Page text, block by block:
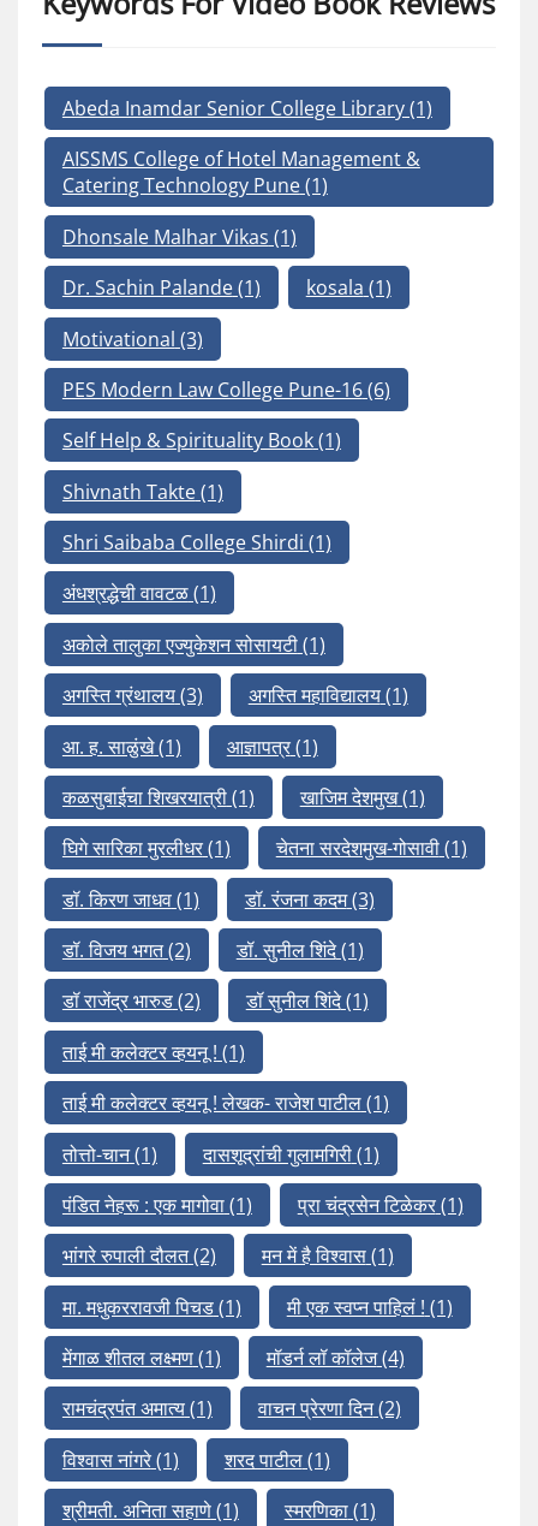
Abeda Inamdar Senior College Library(1)
AISSMS College of Hotel Management &
Catering Technology Pune(1)
Dhonsale Malhar Vikas (1)
Dr. Sachin Palande(1) kosala (1)
Motivational (3)
PES Modern Law College Pune-16(6)
Self Help & Spirituality Book(1)
Shivnath Takte(1)
Shri Saibaba College Shirdi (1)
अंधश्रद्धेची वावटळ(1)
अकोले तालुका एज्युकेशन सोसायटी(1)
अगस्ति ग्रंथालय(3) अगस्ति महाविद्यालय(1)
आ. ह. साळुंखे(1) आज्ञापत्र(1)
कळसुबाईचा शिखरयात्री(1) खाजिम देशमुख(1)
घिगे सारिका मुरलीधर(1) चेतना सरदेशमुख-गोसावी(1)
डॉ. किरण जाधव(1) डॉ. रंजना कदम(3)
डॉ. विजय भगत(2) डॉ. सुनील शिंदे(1)
डॉ राजेंद्र भारुड(2) डॉ सुनील शिंदे(1)
ताई मी कलेक्टर व्हयनू ! (1)
ताई मी कलेक्टर व्हयनू ! लेखक- राजेश पाटील(1)
तोत्तो-चान(1) दासशूद्रांची गुलामगिरी(1)
पंडित नेहरू : एक मागोवा(1) प्रा चंद्रसेन टिळेकर(1)
भांगरे रुपाली दौलत(2) मन में है विश्वास(1)
मा. मधुकररावजी पिचड(1) मी एक स्वप्न पाहिलं ! (1)
मेंगाळ शीतल लक्ष्मण(1) मॉडर्न लॉ कॉलेज(4)
रामचंद्रपंत अमात्य(1) वाचन प्रेरणा दिन(2)
विश्वास नांगरे(1) शरद पाटील(1)
श्रीमती. अनिता सहाणे(1) स्मरणिका(1)